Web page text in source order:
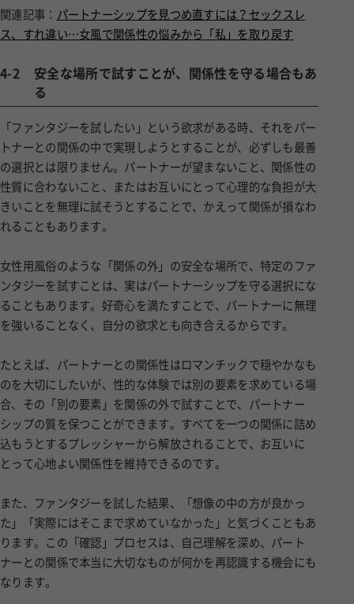
関連記事： パートナーシップを見つめ直すには？セックスレ
ス、すれ違い…女風で関係性の悩みから「私」を取り戻す
4-2
安全な場所で試すことが、関係性を守る場合もあ
る
「ファンタジーを試したい」という欲求がある時、それをパー
トナーとの関係の中で実現しようとすることが、必ずしも最善
の選択とは限りません。パートナーが望まないこと、関係性の
性質に合わないこと、またはお互いにとって心理的な負担が大
きいことを無理に試そうとすることで、かえって関係が損なわ
れることもあります。
女性用風俗のような「関係の外」の安全な場所で、特定のファ
ンタジーを試すことは、実はパートナーシップを守る選択にな
ることもあります。好奇心を満たすことで、パートナーに無理
を強いることなく、自分の欲求とも向き合えるからです。
たとえば、パートナーとの関係性はロマンチックで穏やかなも
のを大切にしたいが、性的な体験では別の要素を求めている場
合、その「別の要素」を関係の外で試すことで、パートナー
シップの質を保つことができます。すべてを一つの関係に詰め
込もうとするプレッシャーから解放されることで、お互いに
とって心地よい関係性を維持できるのです。
また、ファンタジーを試した結果、「想像の中の方が良かっ
た」「実際にはそこまで求めていなかった」と気づくこともあ
ります。この「確認」プロセスは、自己理解を深め、パート
ナーとの関係で本当に大切なものが何かを再認識する機会にも
なります。